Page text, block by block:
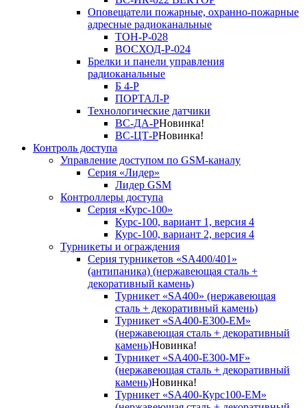
Оповещатели пожарные, охранно-пожарные
адресные радиоканальные
ТОН-Р-028
ВОСХОД-Р-024
Брелки и панели управления
радиоканальные
Б 4-Р
ПОРТАЛ-Р
Технологические датчики
ВС-ДА-РНовинка!
ВС-ЦТ-РНовинка!
Контроль доступа
Управление доступом по GSM-каналу
Серия «Лидер»
Лидер GSM
Контроллеры доступа
Серия «Курс-100»
Курс-100, вариант 1, версия 4
Курс-100, вариант 2, версия 4
Турникеты и ограждения
Серия турникетов «SA400/401»
(антипаника) (нержавеющая сталь +
декоративный камень)
Турникет «SA400» (нержавеющая
сталь + декоративный камень)
Турникет «SA400-Е300-EM»
(нержавеющая сталь + декоративный
камень)Новинка!
Турникет «SA400-Е300-MF»
(нержавеющая сталь + декоративный
камень)Новинка!
Турникет «SA400-Курс100-EM»